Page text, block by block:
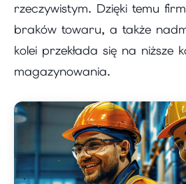
rzeczywistym. Dzięki temu
braków towaru, a także
kolei przekłada się na niższe
magazynowania.